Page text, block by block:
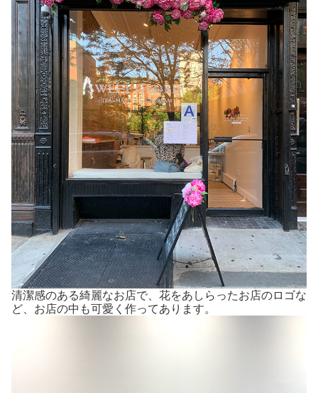
清潔感のある綺麗なお店で、花をあしらったお店のロゴな
ど、お店の中も可愛く作ってあります。